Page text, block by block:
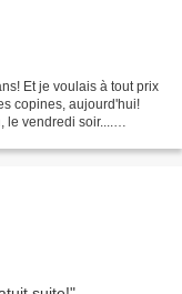
Et je voulais à tout prix
copines, aujourd'hui!
le vendredi soir....